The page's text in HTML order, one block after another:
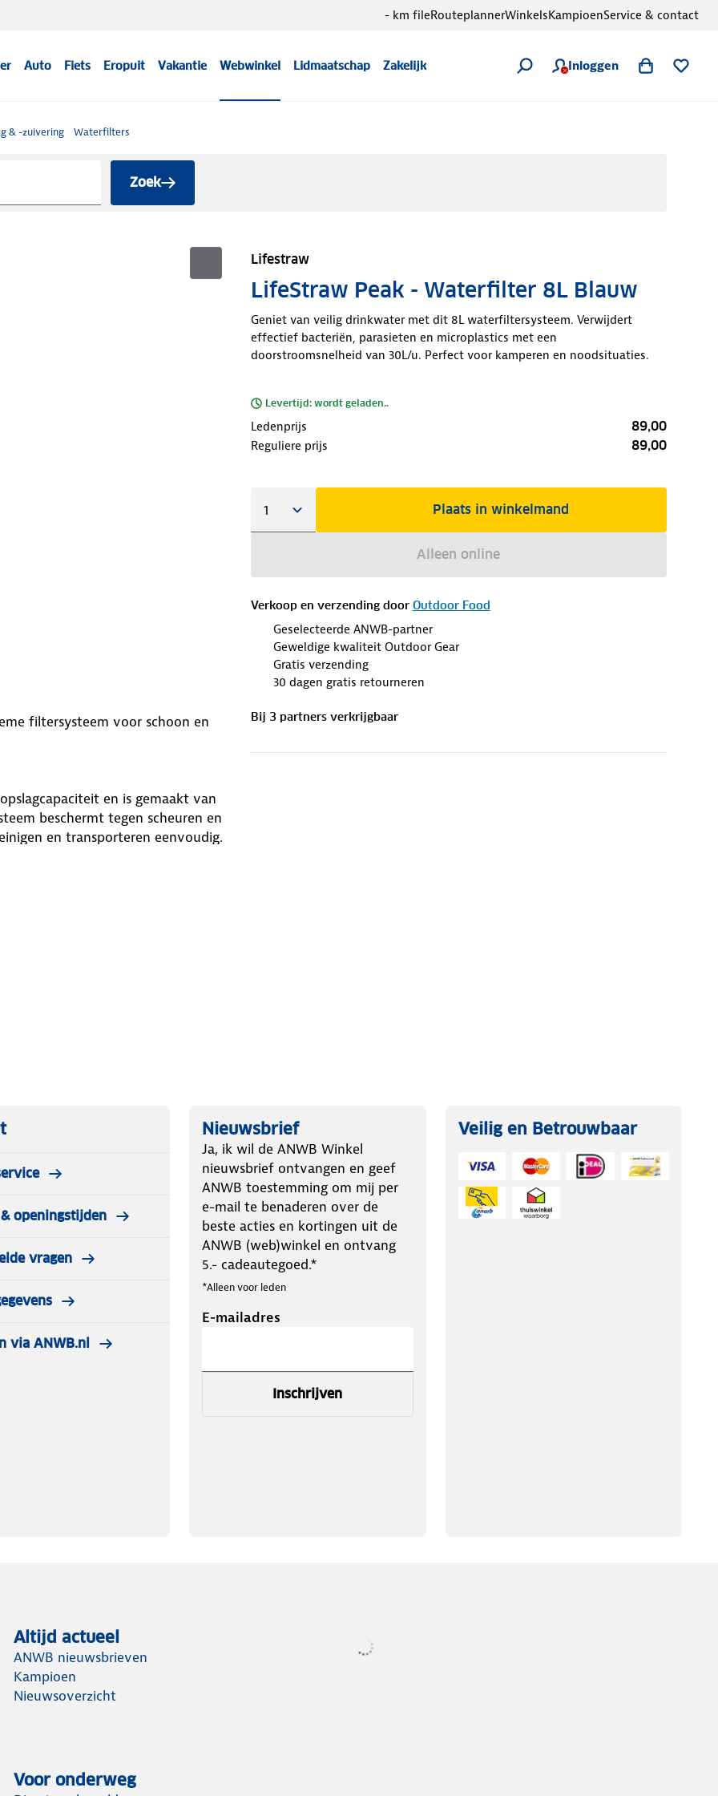
Auto Fiets Eropuit Vakantie Webwinkel Lidmaatschap Zakelijk Inloggen
- km fileRouteplannerWinkelsKampioenService & contact
& -zuivering Waterfilters
Zoek
Lifestraw
LifeStraw Peak - Waterfilter 8L Blauw
Geniet van veilig drinkwater met dit 8L waterfiltersysteem. Verwijdert
effectief bacteriën, parasieten en microplastics met een
doorstroomsnelheid van 30L/u. Perfect voor kamperen en noodsituaties.
Levertijd: wordt geladen..
Ledenprijs 89,00
Reguliere prijs 89,00
Plaats in winkelmand
Alleen online
Verkoop en verzending door Outdoor Food
Geselecteerde ANWB-partner
Geweldige kwaliteit Outdoor Gear
Gratis verzending
30 dagen gratis retourneren
Bij 3partnersverkrijgbaar
filtersysteem voor schoon en
en is gemaakt van
beschermt tegen scheuren en
en transporteren eenvoudig.
te garanderen. De LifeStraw
met de meeste
Hang het aan een boom of
je verzekerd van langdurig
het eenvoudig mee te nemen. De
met het Lifestraw filter.
openingstijden
vragen
via ANWB.nl
Nieuwsbrief
Ja, ik wil de ANWB Winkel
nieuwsbrief ontvangen en geef
ANWB toestemming om mij per
e-mail te benaderen over de
beste acties en kortingen uit de
ANWB (web)winkel en ontvang
5.- cadeautegoed.*
*Alleen voor leden
E-mailadres
Inschrijven
Veilig en Betrouwbaar
Altijd actueel
ANWB nieuwsbrieven
Kampioen
Nieuwsoverzicht
Voor onderweg